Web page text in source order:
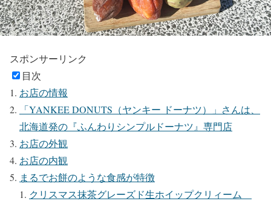
スポンサーリンク
目次
お店の情報
「YANKEE DONUTS（ヤンキー ドーナツ）」さんは、
北海道発の『ふんわりシンプルドーナツ』専門店
お店の外観
お店の内観
まるでお餅のような食感が特徴
クリスマス抹茶グレーズド生ホイップクリィーム